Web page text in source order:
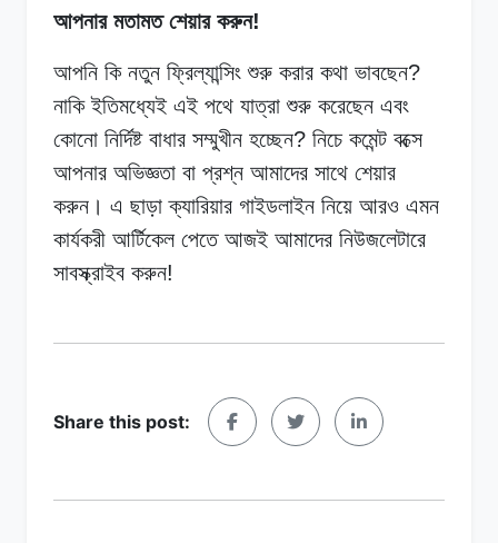
আপনার মতামত শেয়ার করুন!
আপনি কি নতুন ফ্রিল্যান্সিং শুরু করার কথা ভাবছেন?
নাকি ইতিমধ্যেই এই পথে যাত্রা শুরু করেছেন এবং
কোনো নির্দিষ্ট বাধার সম্মুখীন হচ্ছেন? নিচে কমেন্ট বক্সে
আপনার অভিজ্ঞতা বা প্রশ্ন আমাদের সাথে শেয়ার
করুন। এ ছাড়া ক্যারিয়ার গাইডলাইন নিয়ে আরও এমন
কার্যকরী আর্টিকেল পেতে আজই আমাদের নিউজলেটারে
সাবস্ক্রাইব করুন!
Share this post: